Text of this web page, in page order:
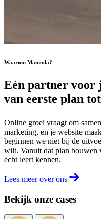
Waarom Mamoda?
Eén partner voor
van eerste plan
Online groei vraagt om
marketing, en je website
beginnen we niet bij de
wilt. Vanuit dat plan bouwen
echt leert kennen.
Lees meer over ons
Bekijk onze cases